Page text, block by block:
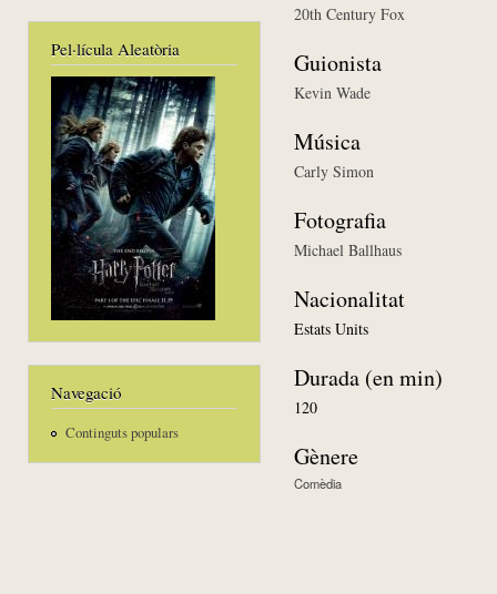
Pel·lícula Aleatòria
Navegació
Continguts populars
20th Century Fox
Guionista
Kevin Wade
Música
Carly Simon
Fotografia
Michael Ballhaus
Nacionalitat
Estats Units
Durada (en min)
120
Gènere
Comèdia